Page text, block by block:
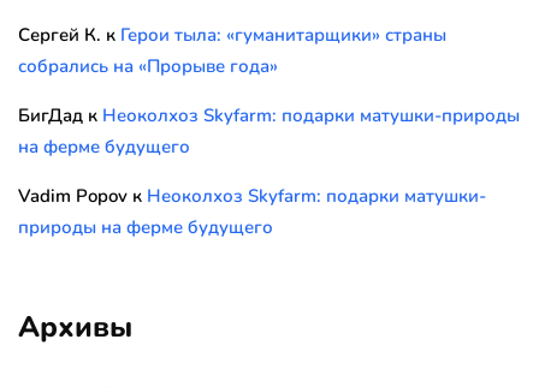
Сергей К. к Герои тыла: «гуманитарщики» страны
собрались на «Прорыве года»
БигДад к Неоколхоз Skyfarm: подарки матушки-природы
на ферме будущего
Vadim Popov к Неоколхоз Skyfarm: подарки матушки-
природы на ферме будущего
Архивы